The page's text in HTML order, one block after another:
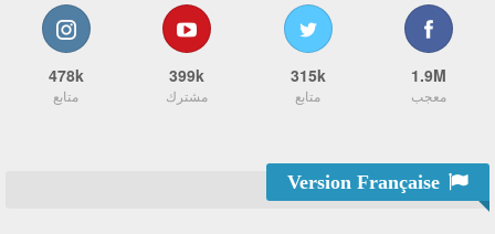
1.9M
معجب
315k
متابع
399k
مشترك
478k
متابع